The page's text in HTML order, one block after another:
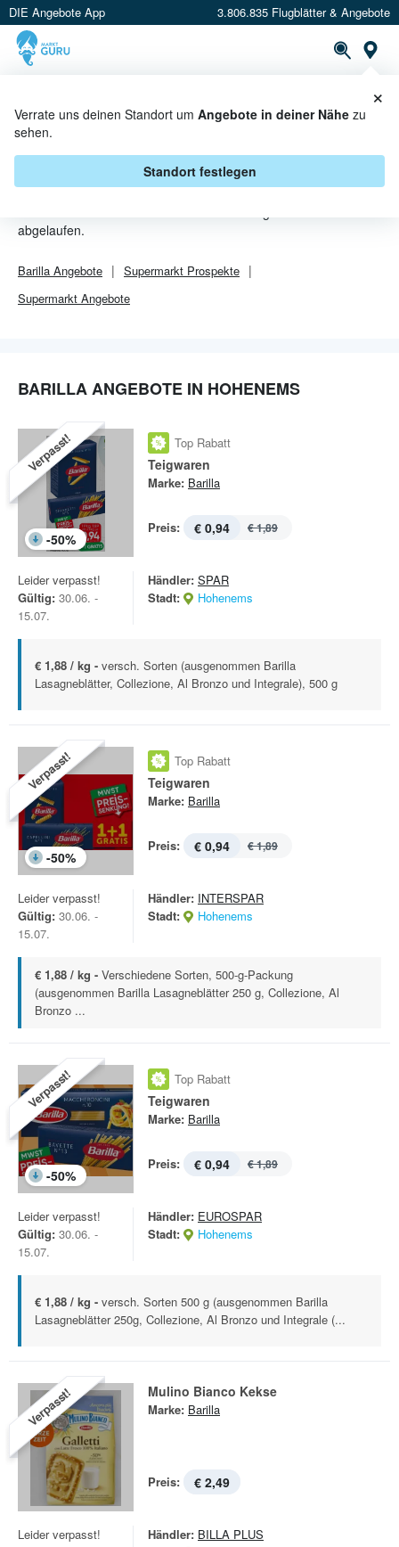
DIE Angebote App 3.806.835 Flugblätter & Angebote
Verrate uns deinen Standort um Angebote in deiner Nähe zu
sehen.
Standort festlegen
×
BARILLA ANGEBOTE IN
abgelaufen.
Barilla Angebote Supermarkt Prospekte
Supermarkt Angebote
BARILLA ANGEBOTE IN HOHENEMS
Verpasst!
-50%
Top Rabatt
Teigwaren
Marke: Barilla
Preis: € 0,94 € 1,89
Leider verpasst!
Gültig: 30.06. -
15.07.
Händler: SPAR
Stadt:
Hohenems
€ 1,88 / kg - versch. Sorten (ausgenommen Barilla
Lasagneblätter, Collezione, Al Bronzo und Integrale), 500 g
Verpasst!
-50%
Top Rabatt
Teigwaren
Marke: Barilla
Preis: € 0,94 € 1,89
Leider verpasst!
Gültig: 30.06. -
15.07.
Händler: INTERSPAR
Stadt:
Hohenems
€ 1,88 / kg - Verschiedene Sorten, 500-g-Packung
(ausgenommen Barilla Lasagneblätter 250 g, Collezione, Al
Bronzo ...
Verpasst!
-50%
Top Rabatt
Teigwaren
Marke: Barilla
Preis: € 0,94 € 1,89
Leider verpasst!
Gültig: 30.06. -
15.07.
Händler: EUROSPAR
Stadt:
Hohenems
€ 1,88 / kg - versch. Sorten 500 g (ausgenommen Barilla
Lasagneblätter 250g, Collezione, Al Bronzo und Integrale (...
Verpasst! Mulino Bianco Kekse
Marke: Barilla
Preis: € 2,49
Leider verpasst!
Händler: BILLA PLUS